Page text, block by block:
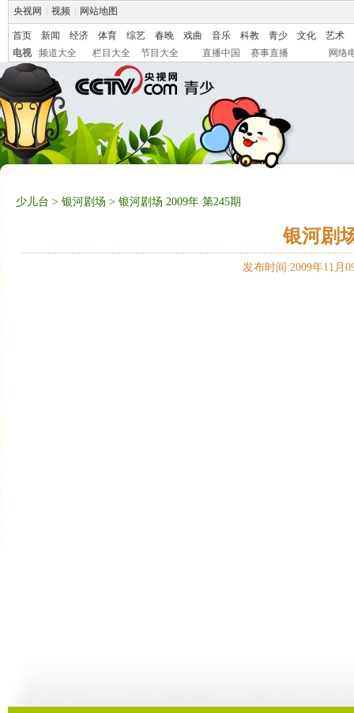
央视网 视频 网站地图
首页 新闻 经济 体育 综艺 春晚 戏曲 音乐 科教 青少 文化
艺术
电视
频道大全 栏目大全 节目大全 直播中国 赛事直播 网络
少儿台 > 银河剧场 > 银河剧场 2009年 第245期
银河剧
发布时间:2009年11月
06:17 04:37 06:26